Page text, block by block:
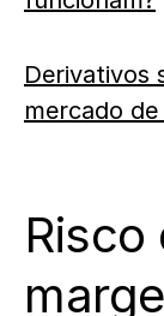
Derivativos
mercado